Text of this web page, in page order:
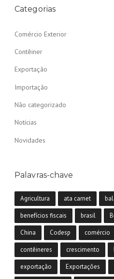
Categorias
Comércio Exterior
Contêiner
Exportação
Importação
Não categorizado
Notícias
Novidades
Palavras-chave
Agricultura ata carnet
benefícios fiscais brasil
China Codesp comércio
contêineres crescimento
exportação Exportações